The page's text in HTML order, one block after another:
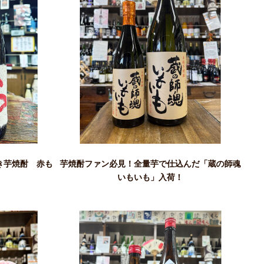
芋焼酎 赤も
芋焼酎ファン必見！全量芋で仕込んだ「蔵の師魂
いもいも」入荷！